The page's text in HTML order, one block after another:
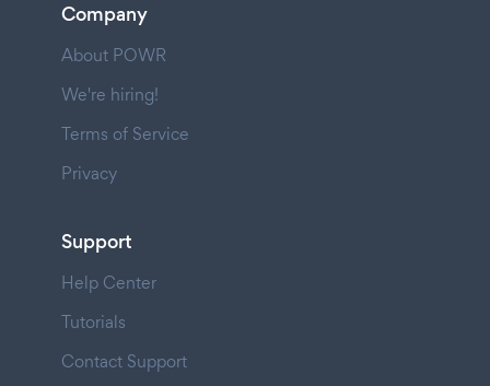
Company
About POWR
We're hiring!
Terms of Service
Privacy
Support
Help Center
Tutorials
Contact Support